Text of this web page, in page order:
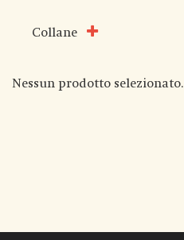
Collane
Nessun prodotto selezionato.